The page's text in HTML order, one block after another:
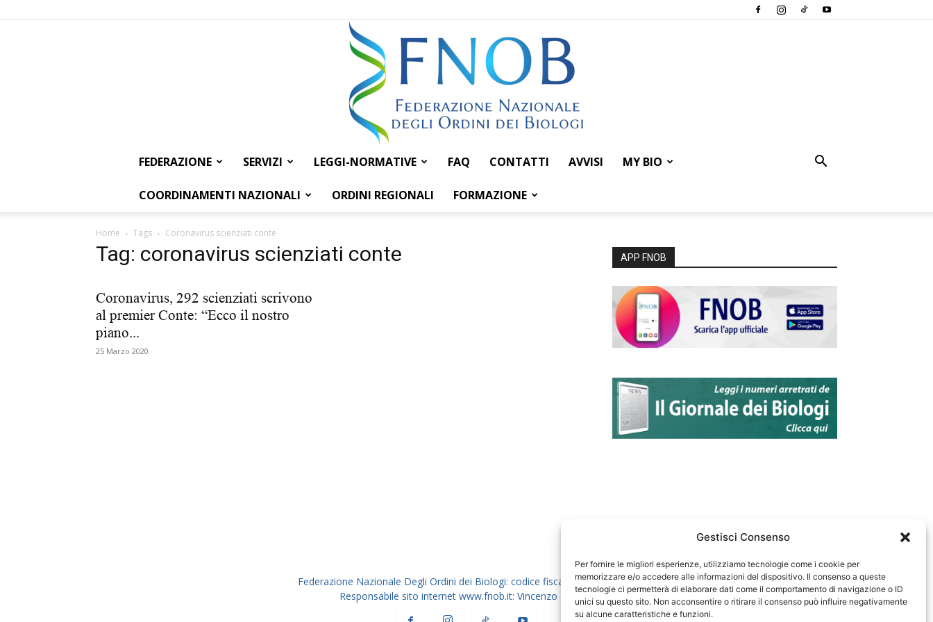
Gestisci Consenso
Per fornire le migliori esperienze, utilizziamo tecnologie come i cookie per
memorizzare e/o accedere alle informazioni del dispositivo. Il consenso a queste
tecnologie ci permetterà di elaborare dati come il comportamento di navigazione o ID
unici su questo sito. Non acconsentire o ritirare il consenso può influire negativamente
su alcune caratteristiche e funzioni.
Federazione
FEDERAZIONE SERVIZI LEGGI-NORMATIVE FAQ CONTATTI AVVISI MY BIO
COORDINAMENTI NAZIONALI ORDINI REGIONALI FORMAZIONE
Home Tags Coronavirus scienziati conte
Tag: coronavirus scienziati conte
Coronavirus, 292 scienziati scrivono
al premier Conte: “Ecco il nostro
piano...
25 Marzo 2020
APP FNOB
Federazione Nazionale Degli Ordini dei Biologi: codice fiscale 80069130583
Responsabile sito internet www.fnob.it: Vincenzo D'Anna